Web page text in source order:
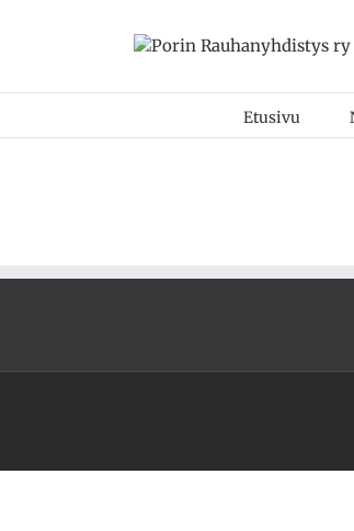
Etusivu